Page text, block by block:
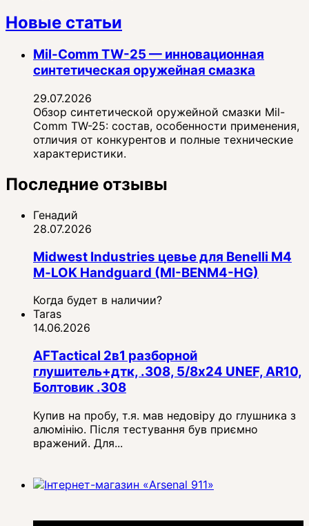
Новые статьи
Mil-Comm TW-25 — инновационная
синтетическая оружейная смазка
29.07.2026
Обзор синтетической оружейной смазки Mil-
Comm TW-25: состав, особенности применения,
отличия от конкурентов и полные технические
характеристики.
Последние отзывы
Генадий
28.07.2026
Midwest Industries цевье для Benelli M4
M‑LOK Handguard (MI-BENM4-HG)
Когда будет в наличии?
Taras
14.06.2026
AFTactical 2в1 разборной
глушитель+дтк, .308, 5/8x24 UNEF, AR10,
Болтовик .308
Купив на пробу, т.я. мав недовіру до глушника з
алюмінію. Після тестування був приємно
вражений. Для...